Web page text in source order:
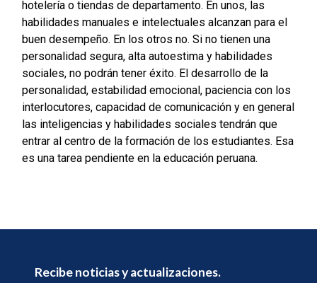
hotelería o tiendas de departamento. En unos, las
habilidades manuales e intelectuales alcanzan para el
buen desempeño. En los otros no. Si no tienen una
personalidad segura, alta autoestima y habilidades
sociales, no podrán tener éxito. El desarrollo de la
personalidad, estabilidad emocional, paciencia con los
interlocutores, capacidad de comunicación y en general
las inteligencias y habilidades sociales tendrán que
entrar al centro de la formación de los estudiantes. Esa
es una tarea pendiente en la educación peruana.
Recibe noticias y actualizaciones.